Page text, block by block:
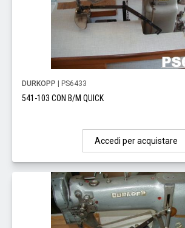
DURKOPP | PS6433
541-103 CON B/M QUICK
Accedi per acquistare